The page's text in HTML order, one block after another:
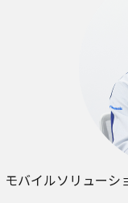
モバイルソリューシ